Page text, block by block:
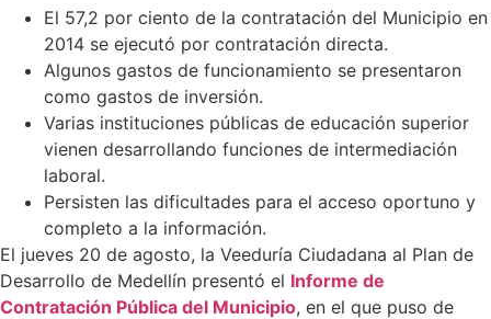
El 57,2 por ciento de la contratación del Municipio en
2014 se ejecutó por contratación directa.
Algunos gastos de funcionamiento se presentaron
como gastos de inversión.
Varias instituciones públicas de educación superior
vienen desarrollando funciones de intermediación
laboral.
Persisten las dificultades para el acceso oportuno y
completo a la información.
El jueves 20 de agosto, la Veeduría Ciudadana al Plan de
Desarrollo de Medellín presentó el Informe de
Contratación Pública del Municipio, en el que puso de